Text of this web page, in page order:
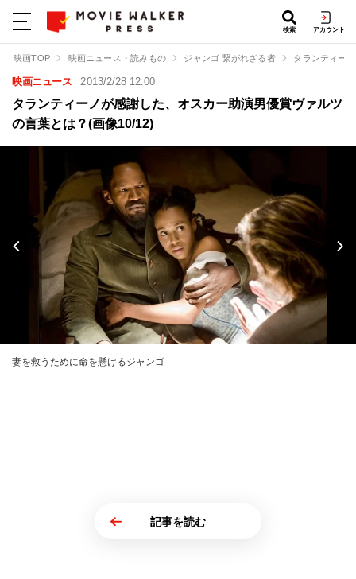
検索 アカウント
映画TOP 映画ニュース・読みもの ジャンゴ 繋がれざる者 タランティー
映画ニュース 2013/2/28 12:00
タランティーノが感謝した、オスカー助演男優賞ヴァルツ
の言葉とは？(画像10/12)
妻を救うために命を懸けるジャンゴ
記事を読む